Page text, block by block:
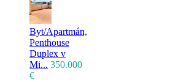
Byt/Apartmán,
Penthouse
Duplex v
Mi... 350.000
€